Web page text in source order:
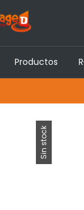
Productos
Sin stock